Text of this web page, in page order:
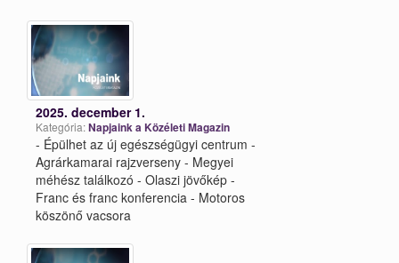
2025. december 1.
Kategória:Napjaink a Közéleti Magazin
- Épülhet az új egészségügyi centrum -
Agrárkamarai rajzverseny - Megyei
méhész találkozó - Olaszi jövőkép -
Franc és franc konferencia - Motoros
köszönő vacsora